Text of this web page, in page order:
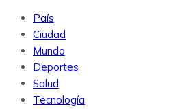
País
Ciudad
Mundo
Deportes
Salud
Tecnología